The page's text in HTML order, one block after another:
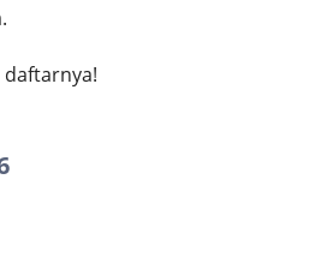
daftarnya!